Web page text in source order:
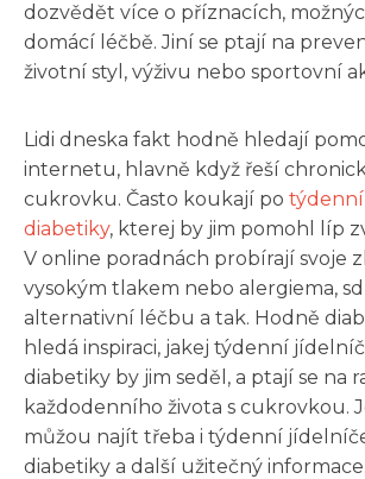
dozvědět více o příznacích,
domácí léčbě. Jiní se ptají na
životní styl, výživu nebo sportovní
Lidi dneska fakt hodně hledají
internetu, hlavně když řeší
cukrovku. Často koukají po
diabetiky, kterej by jim pomohl líp
V online poradnách probírají svoje
vysokým tlakem nebo alergiema,
alternativní léčbu a tak. Hodně
hledá inspiraci, jakej týdenní
diabetiky by jim seděl, a ptají se na
každodenního života s cukrovkou.
můžou najít třeba i týdenní
diabetiky a další užitečný